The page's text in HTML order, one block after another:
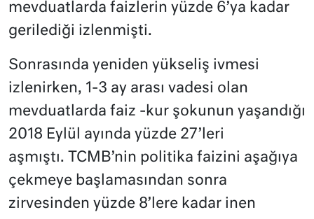
mevduatlarda faizlerin yüzde 6’ya kadar
gerilediği izlenmişti.
Sonrasında yeniden yükseliş ivmesi
izlenirken, 1-3 ay arası vadesi olan
mevduatlarda faiz -kur şokunun yaşandığı
2018 Eylül ayında yüzde 27’leri
aşmıştı. TCMB’nin politika faizini aşağıya
çekmeye başlamasından sonra
zirvesinden yüzde 8’lere kadar inen